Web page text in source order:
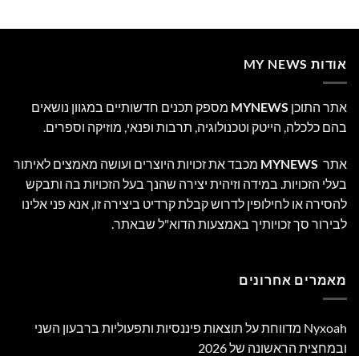
אודות MY NEWS
אתר התוכן MYNEWS מספק תכנים חדשותיים במגוון נושאים
בהם כלכלה, הייטק וטכנולוגיה, תרבות ופנאי, מוזיקה וספרים.
אתר MYNEWS מכבד את זכויות היוצרים ועושה מאמצים לאיתור
בעלי הזכויות. במידה וזיהית יצירה שהנך בעל הזכויות בה ותבקש
להסירה או לחילופין לדרוש קבלת קרדיט ביצירה זו, אנא פני אלינו
לבירור סך זכויותיך באמצעות הדוא"ל שבאתר.
מאמרים אחרונים
Nyxoah מדווחת על תוצאות פיננסיות ותפעוליות ברבעון השני
ובמחצית הראשונה של 2026